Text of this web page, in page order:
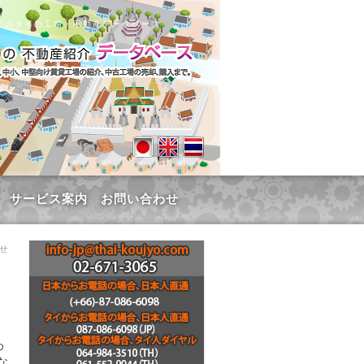
タイの工場・不動産データベース
サービス案内 お問い合わせ